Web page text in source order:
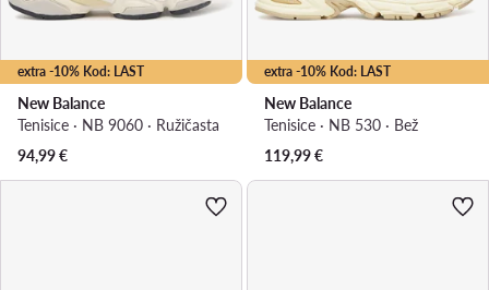
extra -10% Kod: LAST
New Balance
Tenisice · NB 9060 · Ružičasta
94,99€
extra -10% Kod: LAST
New Balance
Tenisice · NB 530 · Bež
119,99€